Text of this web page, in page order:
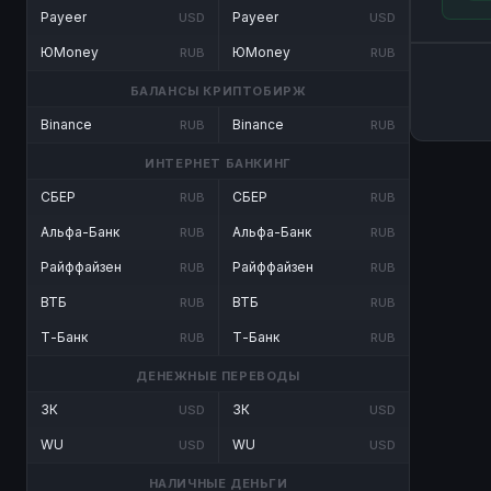
Payeer USD
ЮMoney RUB
Payeer USD
ЮMoney RUB
БАЛАНСЫ КРИПТОБИРЖ
Binance RUB Binance RUB
ИНТЕРНЕТ БАНКИНГ
СБЕР RUB
Альфа-Банк RUB
Райффайзен RUB
ВТБ RUB
Т-Банк RUB
СБЕР RUB
Альфа-Банк RUB
Райффайзен RUB
ВТБ RUB
Т-Банк RUB
ДЕНЕЖНЫЕ ПЕРЕВОДЫ
ЗК USD
WU USD
ЗК USD
WU USD
НАЛИЧНЫЕ ДЕНЬГИ